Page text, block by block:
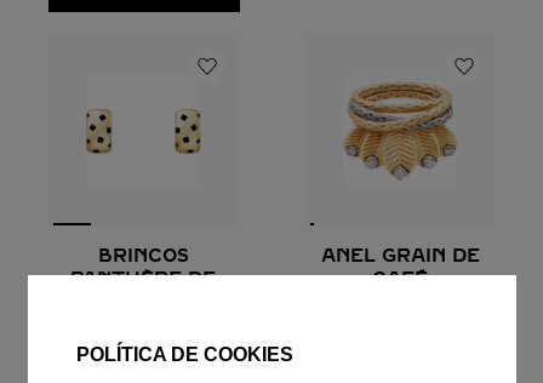
POLÍTICA DE COOKIES
BRINCOS
PANTHÈRE DE
ANEL GRAIN DE
CAFÉ